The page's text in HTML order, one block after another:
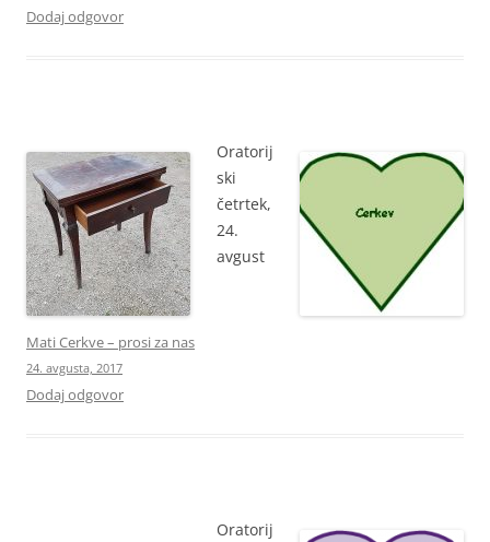
Dodaj odgovor
Oratorij
ski
četrtek,
24.
avgust
Mati Cerkve – prosi za nas
24. avgusta, 2017
Dodaj odgovor
Oratorij